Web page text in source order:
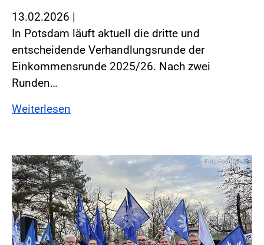
13.02.2026 |
In Potsdam läuft aktuell die dritte und
entscheidende Verhandlungsrunde der
Einkommensrunde 2025/26. Nach zwei
Runden…
Weiterlesen
Foto:Foto: DPolG